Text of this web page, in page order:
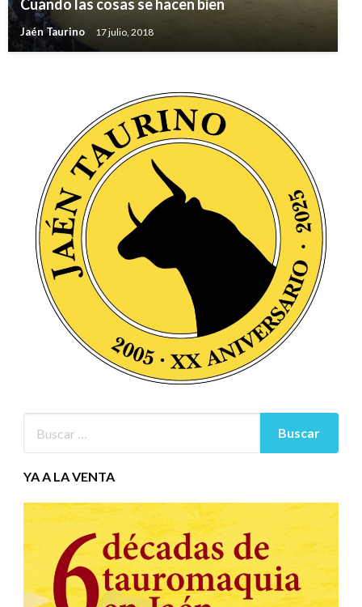
Cuando las cosas se hacen bien
Jaén Taurino 17 julio, 2018
YA A LA VENTA